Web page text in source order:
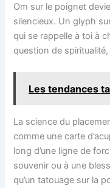
Om sur le poignet
silencieux. Un glyph
qui se rappelle à toi à
question de
Les tendances
La science du
comme une carte
long d’une ligne de
souvenir ou à une
qu’un tatouage sur la